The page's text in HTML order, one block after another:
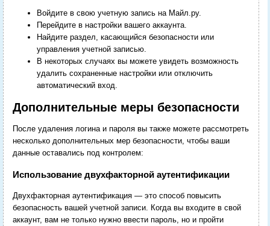
Войдите в свою учетную запись на Майл.ру.
Перейдите в настройки вашего аккаунта.
Найдите раздел, касающийся безопасности или
управления учетной записью.
В некоторых случаях вы можете увидеть возможность
удалить сохраненные настройки или отключить
автоматический вход.
Дополнительные меры безопасности
После удаления логина и пароля вы также можете рассмотреть
несколько дополнительных мер безопасности, чтобы ваши
данные оставались под контролем:
Использование двухфакторной аутентификации
Двухфакторная аутентификация — это способ повысить
безопасность вашей учетной записи. Когда вы входите в свой
аккаунт, вам не только нужно ввести пароль, но и пройти